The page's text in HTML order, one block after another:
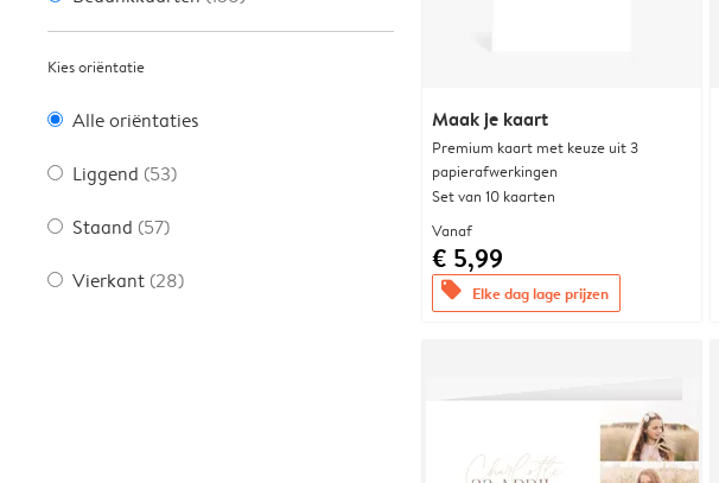
Kies oriëntatie
Alle oriëntaties
Liggend (53)
Staand (57)
Vierkant (28)
Maak je kaart
Premium kaart met keuze uit 3
papierafwerkingen
Set van 10 kaarten
Vanaf
€ 5,99
offers Elke dag lage prijzen